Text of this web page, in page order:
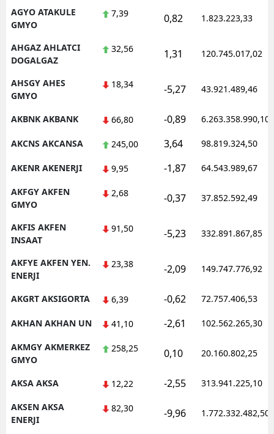
AGYO ATAKULE
GMYO
7,39 0,82 1.823.223,33
AHGAZ AHLATCI
DOGALGAZ
32,56 1,31 120.745.017,02
AHSGY AHES
GMYO
18,34 -5,27 43.921.489,46
AKBNK AKBANK 66,80 -0,89 6.263.358.990,10
AKCNS AKCANSA 245,00 3,64 98.819.324,50
AKENR AKENERJI 9,95 -1,87 64.543.989,67
AKFGY AKFEN
GMYO
2,68 -0,37 37.852.592,49
AKFIS AKFEN
INSAAT
91,50 -5,23 332.891.867,85
AKFYE AKFEN YEN.
ENERJI
23,38 -2,09 149.747.776,92
AKGRT AKSIGORTA 6,39 -0,62 72.757.406,53
AKHAN AKHAN UN 41,10 -2,61 102.562.265,30
AKMGY AKMERKEZ
GMYO
258,25 0,10 20.160.802,25
AKSA AKSA 12,22 -2,55 313.941.225,10
AKSEN AKSA
ENERJI
82,30 -9,96 1.772.332.482,50